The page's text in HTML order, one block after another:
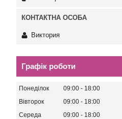
Виктория
Графік роботи
Понеділок 09:00
18:00
Вівторок
09:00
18:00
Середа
09:00
18:00